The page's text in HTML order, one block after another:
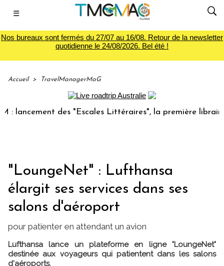
☰
Nos bureaux sont fermés du 27/07 au 16/08. Retour de la newsletter
quotidienne le 24/08/2026. Bel été !
Accueil > TravelManagerMaG
des "Escales Littéraires", la première librairie du
"LoungeNet" : Lufthansa
élargit ses services dans ses
salons d'aéroport
pour patienter en attendant un avion
Lufthansa lance un plateforme en ligne "LoungeNet"
destinée aux voyageurs qui patientent dans les salons
d'aéroports.